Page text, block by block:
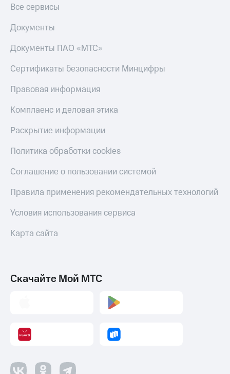
Все сервисы
Документы
Документы ПАО «МТС»
Сертификаты безопасности Минцифры
Правовая информация
Комплаенс и деловая этика
Раскрытие информации
Политика обработки cookies
Соглашение о пользовании системой
Правила применения рекомендательных технологий
Условия использования сервиса
Карта сайта
Скачайте Мой МТС